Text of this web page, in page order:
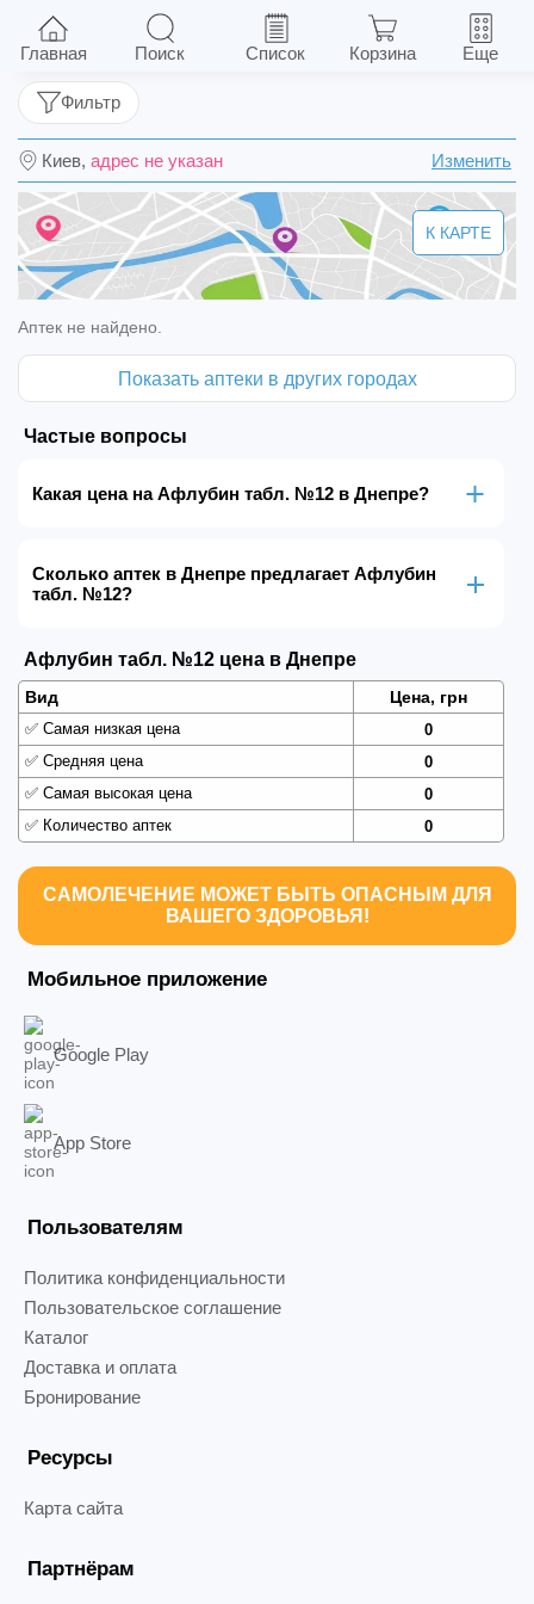
Афлубин табл. №12
Киев, адрес не указан Изменить
Фильтр
К КАРТЕ
Аптек не найдено.
Показать аптеки в других городах
Частые вопросы
Какая цена на Афлубин табл. №12 в Днепре?
Сколько аптек в Днепре предлагает Афлубин
табл. №12?
Афлубин табл. №12 цена в Днепре
Вид Цена, грн
✅ Самая низкая цена
0
✅ Средняя цена
0
✅ Самая высокая цена
0
✅ Количество аптек 0
САМОЛЕЧЕНИЕ МОЖЕТ БЫТЬ ОПАСНЫМ ДЛЯ
ВАШЕГО ЗДОРОВЬЯ!
Мобильное приложение
Google Play
App Store
Пользователям
Политика конфиденциальности
Пользовательское соглашение
Каталог
Доставка и оплата
Бронирование
Ресурсы
Карта сайта
Партнёрам
Главная Поиск Список Корзина Еще